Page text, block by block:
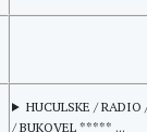
HUCULSKE / RADIO
/ BUKOVEL ***** ...